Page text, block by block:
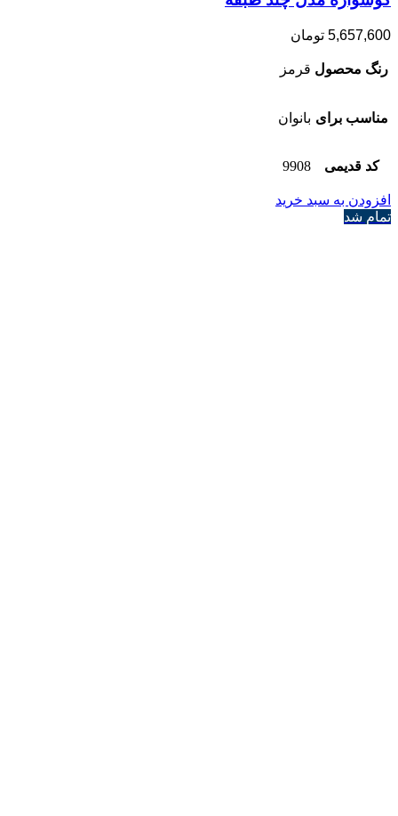
5,657,600 تومان
رنگ محصول قرمز
مناسب برای بانوان
کد قدیمی 9908
افزودن به سبد خرید
تمام شد